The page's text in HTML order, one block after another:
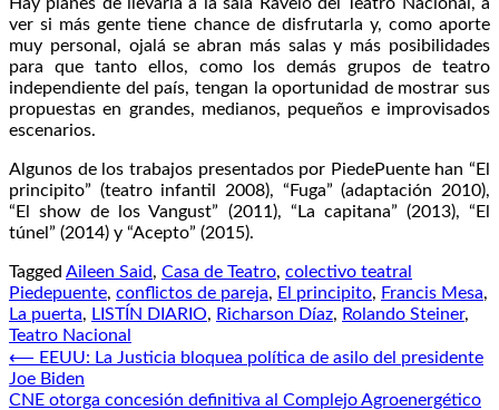
ver si más gente tiene chance de disfrutarla y, como aporte
muy personal, ojalá se abran más salas y más posibilidades
para que tanto ellos, como los demás grupos de teatro
independiente del país, tengan la oportunidad de mostrar sus
propuestas en grandes, medianos, pequeños e improvisados
escenarios.
Algunos de los trabajos presentados por PiedePuente han “El
principito” (teatro infantil 2008), “Fuga” (adaptación 2010),
“El show de los Vangust” (2011), “La capitana” (2013), “El
túnel” (2014) y “Acepto” (2015).
Tagged Aileen Said, Casa de Teatro, colectivo teatral
Piedepuente, conflictos de pareja, El principito, Francis Mesa,
La puerta, LISTÍN DIARIO, Richarson Díaz, Rolando Steiner,
Teatro Nacional
Navegación
de
⟵ EEUU: La Justicia bloquea política de asilo del presidente
Joe Biden
CNE otorga concesión definitiva al Complejo Agroenergético